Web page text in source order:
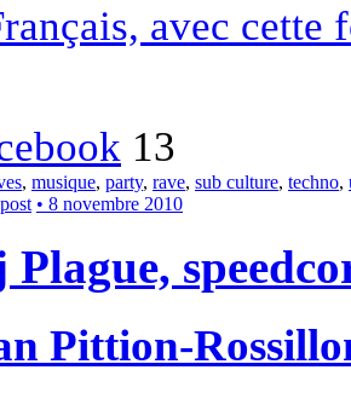
avec cette
13
, musique, party, rave, sub culture, techno,
• 8 novembre 2010
Pittion-